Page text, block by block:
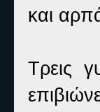
και
Τρεις